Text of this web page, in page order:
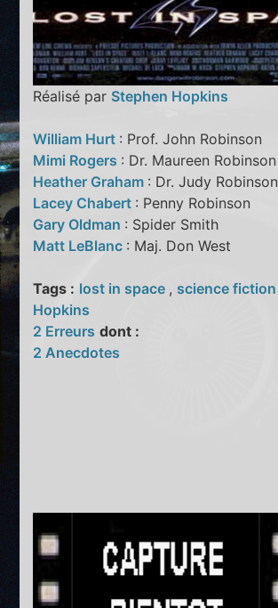
Réalisé par Stephen Hopkins
William Hurt : Prof. John Robinson
Mimi Rogers : Dr. Maureen Robinson
Heather Graham : Dr. Judy Robinson
Lacey Chabert : Penny Robinson
Gary Oldman : Spider Smith
Matt LeBlanc : Maj. Don West
Tags : lost in space , science fiction
Hopkins
2 Erreurs dont :
2 Anecdotes